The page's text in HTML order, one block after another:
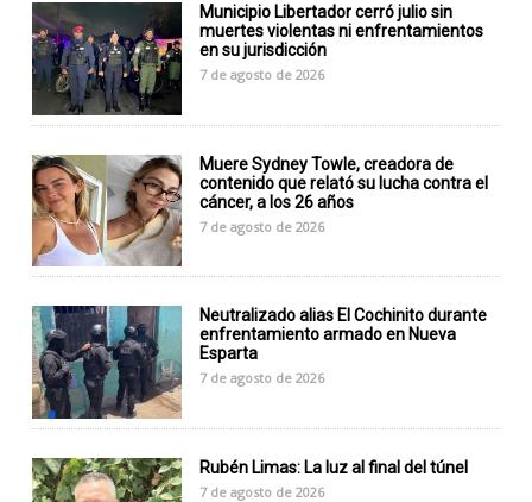
Municipio Libertador cerró julio sin
muertes violentas ni enfrentamientos
en su jurisdicción
7 de agosto de 2026
Muere Sydney Towle, creadora de
contenido que relató su lucha contra el
cáncer, a los 26 años
7 de agosto de 2026
Neutralizado alias El Cochinito durante
enfrentamiento armado en Nueva
Esparta
7 de agosto de 2026
Rubén Limas: La luz al final del túnel
7 de agosto de 2026